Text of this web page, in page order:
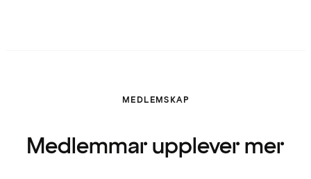
MEDLEMSKAP
Medlemmar upplever mer